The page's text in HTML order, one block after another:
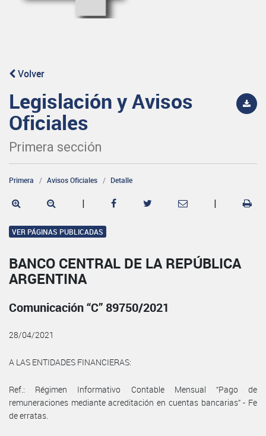
Volver
Legislación y Avisos
Oficiales
Primera sección
Primera Avisos Oficiales Detalle
| |
VER PÁGINAS PUBLICADAS
BANCO CENTRAL DE LA REPÚBLICA
ARGENTINA
Comunicación “C” 89750/2021
28/04/2021
A LAS ENTIDADES FINANCIERAS:
Ref.: Régimen Informativo Contable Mensual “Pago de
remuneraciones mediante acreditación en cuentas bancarias” - Fe
de erratas.